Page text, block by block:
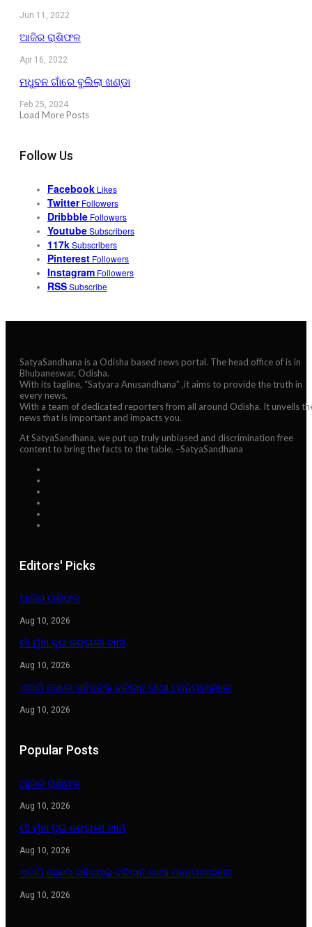
Jun 11, 2022
ଆଜିର ରାଶିଫଳ
Apr 16, 2022
ମଧୁବନ ଗାଁରେ ବୁଲିଲା ଖଣ୍ଡା
Feb 25, 2024
Load More Posts
Follow Us
Facebook Likes
Twitter Followers
Dribbble Followers
YoutubeSubscribers
117kSubscribers
Pinterest Followers
Instagram Followers
RSSSubscribe
SatyaSandhana is a Odisha based news portal. The head office of is in
Bhubaneswar, Odisha.
With its tagline, “Satyara Anusandhana” ,it aims to provide the truth in
every news.
With a team of dedicated reporters from all around Odisha. It unveils
news that is important and impacts you.
At SatyaSandhana, we put up truly unbiased and discrimination free
content to bring the facts to the table. –SatyaSandhana
Editors' Picks
ଆଜିର ରାଶିଫଳ
Aug 10, 2026
ଗାଁ ମୁଁହା ଦୁଇ ଜଙ୍ଗଲୀ ହାତୀ
Aug 10, 2026
ଏକାଠି ହେଲେ ସହିଦଙ୍କ ବଳିଦାନ ଗାଥା ମନେପକାଇଲେ
Aug 10, 2026
Popular Posts
ଆଜିର ରାଶିଫଳ
Aug 10, 2026
ଗାଁ ମୁଁହା ଦୁଇ ଜଙ୍ଗଲୀ ହାତୀ
Aug 10, 2026
ଏକାଠି ହେଲେ ସହିଦଙ୍କ ବଳିଦାନ ଗାଥା ମନେପକାଇଲେ
Aug 10, 2026